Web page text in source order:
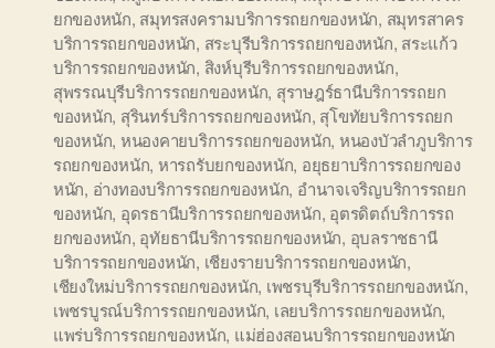
ยกของหนัก, สมุทรสงครามบริการรถยกของหนัก, สมุทรสาคร
บริการรถยกของหนัก, สระบุรีบริการรถยกของหนัก, สระแก้ว
บริการรถยกของหนัก, สิงห์บุรีบริการรถยกของหนัก,
สุพรรณบุรีบริการรถยกของหนัก, สุราษฎร์ธานีบริการรถยก
ของหนัก, สุรินทร์บริการรถยกของหนัก, สุโขทัยบริการรถยก
ของหนัก, หนองคายบริการรถยกของหนัก, หนองบัวลำภูบริการ
รถยกของหนัก, หารถรับยกของหนัก, อยุธยาบริการรถยกของ
หนัก, อ่างทองบริการรถยกของหนัก, อำนาจเจริญบริการรถยก
ของหนัก, อุดรธานีบริการรถยกของหนัก, อุตรดิตถ์บริการรถ
ยกของหนัก, อุทัยธานีบริการรถยกของหนัก, อุบลราชธานี
บริการรถยกของหนัก, เชียงรายบริการรถยกของหนัก,
เชียงใหม่บริการรถยกของหนัก, เพชรบุรีบริการรถยกของหนัก,
เพชรบูรณ์บริการรถยกของหนัก, เลยบริการรถยกของหนัก,
แพร่บริการรถยกของหนัก, แม่ฮ่องสอนบริการรถยกของหนัก